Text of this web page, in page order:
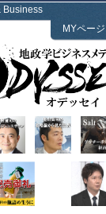
Business
MYペー